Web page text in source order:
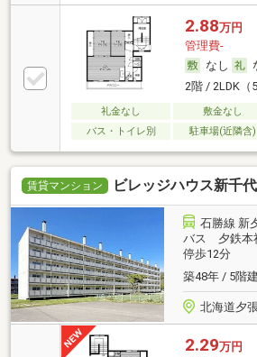
2.88万円
管理費-
なし
2階 / 2LDK（
礼金なし 敷金なし
バス・トイレ別
駐車場(近隣含)
賃貸マンション ビレッジハウス新千
石勝線 新
バス 夕鉄本
停歩12分
築48年 / 5階建
北海道夕
2.29万円